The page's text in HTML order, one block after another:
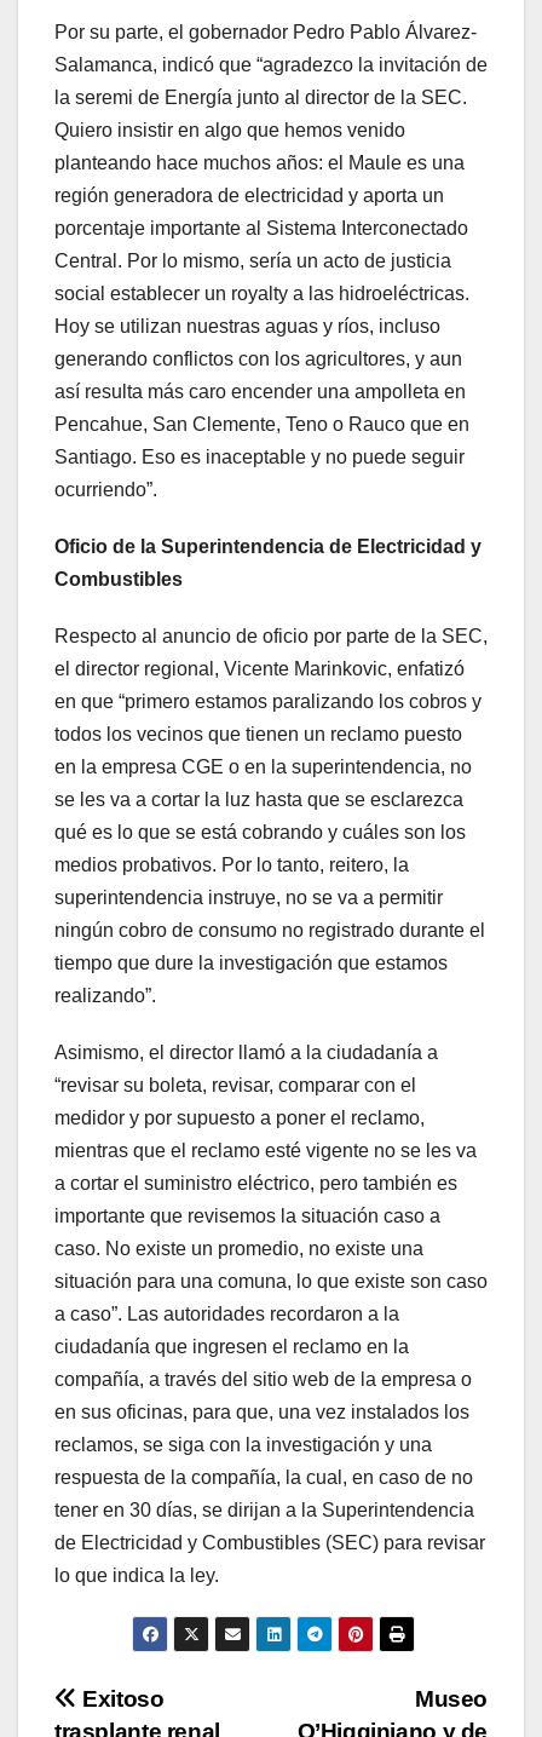
Por su parte, el gobernador Pedro Pablo Álvarez-
Salamanca, indicó que “agradezco la invitación de
la seremi de Energía junto al director de la SEC.
Quiero insistir en algo que hemos venido
planteando hace muchos años: el Maule es una
región generadora de electricidad y aporta un
porcentaje importante al Sistema Interconectado
Central. Por lo mismo, sería un acto de justicia
social establecer un royalty a las hidroeléctricas.
Hoy se utilizan nuestras aguas y ríos, incluso
generando conflictos con los agricultores, y aun
así resulta más caro encender una ampolleta en
Pencahue, San Clemente, Teno o Rauco que en
Santiago. Eso es inaceptable y no puede seguir
ocurriendo”.
Oficio de la Superintendencia de Electricidad y
Combustibles
Respecto al anuncio de oficio por parte de la SEC,
el director regional, Vicente Marinkovic, enfatizó
en que “primero estamos paralizando los cobros y
todos los vecinos que tienen un reclamo puesto
en la empresa CGE o en la superintendencia, no
se les va a cortar la luz hasta que se esclarezca
qué es lo que se está cobrando y cuáles son los
medios probativos. Por lo tanto, reitero, la
superintendencia instruye, no se va a permitir
ningún cobro de consumo no registrado durante el
tiempo que dure la investigación que estamos
realizando”.
Asimismo, el director llamó a la ciudadanía a
“revisar su boleta, revisar, comparar con el
medidor y por supuesto a poner el reclamo,
mientras que el reclamo esté vigente no se les va
a cortar el suministro eléctrico, pero también es
importante que revisemos la situación caso a
caso. No existe un promedio, no existe una
situación para una comuna, lo que existe son caso
a caso”. Las autoridades recordaron a la
ciudadanía que ingresen el reclamo en la
compañía, a través del sitio web de la empresa o
en sus oficinas, para que, una vez instalados los
reclamos, se siga con la investigación y una
respuesta de la compañía, la cual, en caso de no
tener en 30 días, se dirijan a la Superintendencia
de Electricidad y Combustibles (SEC) para revisar
lo que indica la ley.
Navegación
Museo
O’Higginiano y de
Exitoso
trasplante renal